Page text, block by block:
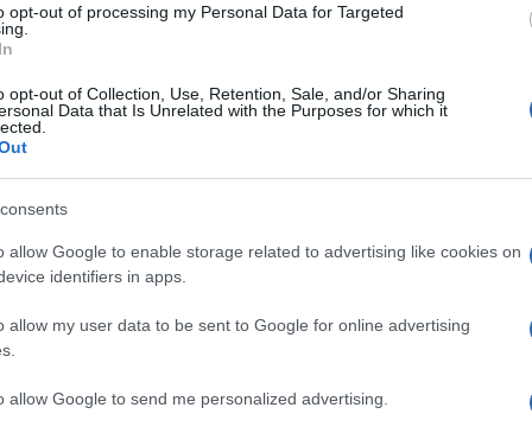
opt-out of processing my Personal Data for Targeted
opt-out of Collection, Use, Retention, Sale, and/or Sharing
Data that Is Unrelated with the Purposes for which it
allow Google to enable storage related to advertising like cookies on
identifiers in apps.
allow my user data to be sent to Google for online advertising
allow Google to send me personalized advertising.
costumi o accessori per il mare
in questo caso la scelta è molto varia e, per
è preferibile optare per tonalità vivaci e
o l’arancione.
tormentoni o slogan, quindi puoi
o dei messaggi accattivanti e divertenti
grado di attirare subito l’attenzione.
una boutique di alta moda o comunque
di lusso, devi puntare su una
shopper
un brand di pregio e di valore e che ti aiuta